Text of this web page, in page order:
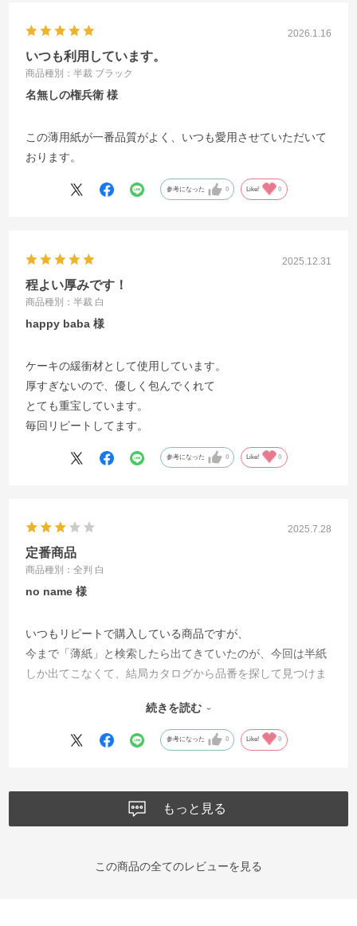
2026.1.16
いつも利用しています。
商品種別：半裁 ブラック
名無しの権兵衛
この薄用紙が一番品質がよく、いつも愛用させていただいて
おります。
参考になった 0 Like! 0
2025.12.31
程よい厚みです！
商品種別：半裁 白
happy baba
ケーキの緩衝材として使用しています。
厚すぎないので、優しく包んでくれて
とても重宝しています。
毎回リピートしてます。
参考になった 0 Like! 0
2025.7.28
定番商品
商品種別：全判 白
no name
いつもリピートで購入している商品ですが、
今まで「薄紙」と検索したら出てきていたのが、今回は半紙
しか出てこなくて、結局カタログから品番を探して見つけま
いつも商品を探すのが大変なので、もう少しわかりやすかっ
続きを読む
参考になった 0 Like! 0
もっと見る
この商品の全てのレビューを見る